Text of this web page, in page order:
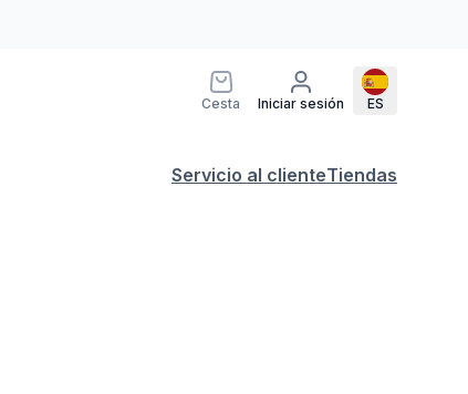
Cesta Iniciar sesión ES
Servicio al clienteTiendas